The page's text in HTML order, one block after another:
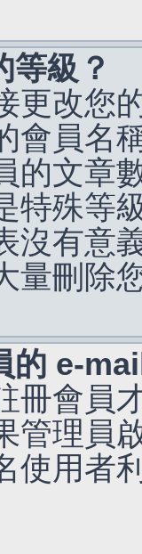
等級？
更改您
會員名
的文章
特殊等
沒有意
量刪除
的 e-
冊會員
管理員
使用者